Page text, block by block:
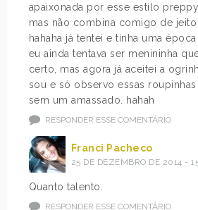
apaixonada por esse estilo
mas não combina comigo de jeito
hahaha já tentei e tinha uma
eu ainda tentava ser menininha
certo, mas agora já aceitei a
sou e só observo essas roupinhas
sem um amassado. hahah
RESPONDER ESSE COMENTÁRIO
Franci Pacheco
25 DE DEZEMBRO DE 2014 -
Quanto talento.
RESPONDER ESSE COMENTÁRIO